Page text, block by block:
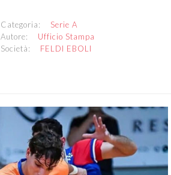
Categoria: Serie A
Autore: Ufficio Stampa
Società: FELDI EBOLI